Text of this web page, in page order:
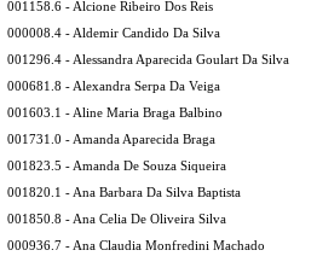
001158.6 - Alcione Ribeiro Dos Reis
000008.4 - Aldemir Candido Da Silva
001296.4 - Alessandra Aparecida Goulart Da Silva
000681.8 - Alexandra Serpa Da Veiga
001603.1 - Aline Maria Braga Balbino
001731.0 - Amanda Aparecida Braga
001823.5 - Amanda De Souza Siqueira
001820.1 - Ana Barbara Da Silva Baptista
001850.8 - Ana Celia De Oliveira Silva
000936.7 - Ana Claudia Monfredini Machado